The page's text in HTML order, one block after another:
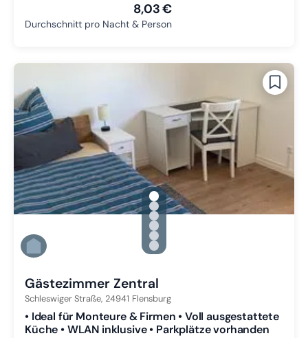
8,03 €
Durchschnitt pro Nacht & Person
gallery.slide_selector
Zu Slide 1 wechseln
Zu Slide 2 wechseln
Zu Slide 3 wechseln
Zu Slide 4 wechseln
Zu Slide 5 wechseln
Zu Slide 6 wechseln
Gästezimmer Zentral
Schleswiger Straße, 24941 Flensburg
• Ideal für Monteure & Firmen • Voll ausgestattete
Küche • WLAN inklusive • Parkplätze vorhanden